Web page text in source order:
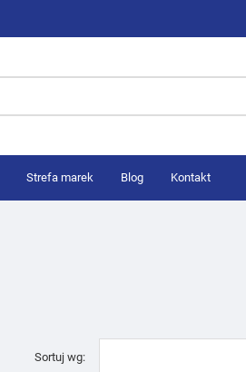
Strefa marek Blog Kontakt
Sortuj wg: